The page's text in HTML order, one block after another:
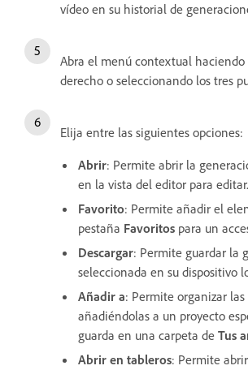
vídeo en su historial de
Abra el menú contextual
derecho o seleccionando los tres
Elija entre las siguientes opciones:
Abrir: Permite abrir la
en la vista del editor para editar.
Favorito: Permite añadir el
pestaña Favoritos para un
Descargar: Permite guardar la
seleccionada en su dispositivo
Añadir a: Permite organizar
añadiéndolas a un proyecto
guarda en una carpeta de Tus
Abrir en tableros: Permite